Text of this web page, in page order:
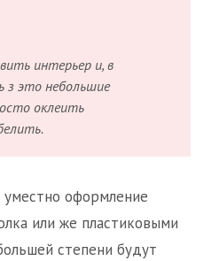
интерьер и, в
з это небольшие
оклеить
оформление
или же пластиковыми
степени будут